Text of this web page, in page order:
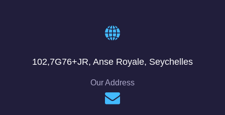
102,7G76+JR, Anse Royale, Seychelles
Our Address